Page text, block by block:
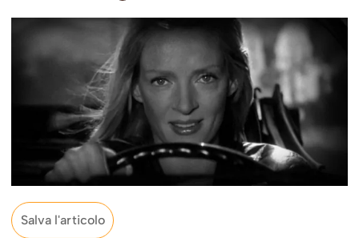
Salva l'articolo